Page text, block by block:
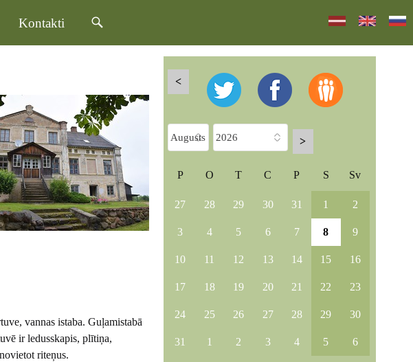
Kontakti
vannas istaba. Guļamistabā
ir ledusskapis, plītiņa,
riteņus.
<
>
P O T C P S Sv
27 28 29 30 31 1 2
3 4 5 6 7 8 9
10 11 12 13 14 15 16
17 18 19 20 21 22 23
24 25 26 27 28 29 30
31 1 2 3 4 5 6